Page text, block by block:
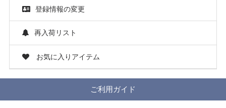
登録情報の変更
再入荷リスト
お気に入りアイテム
ご利用ガイド